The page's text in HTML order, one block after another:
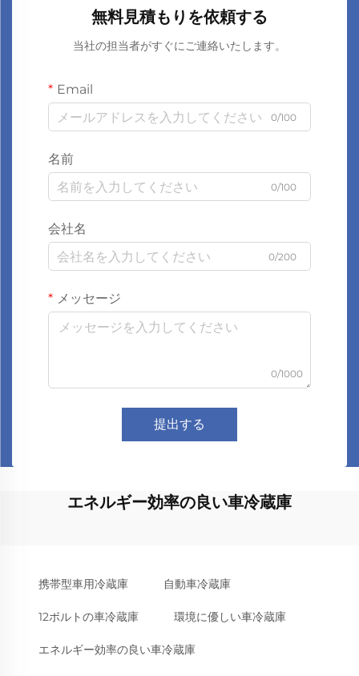
無料見積もりを依頼する
当社の担当者がすぐにご連絡いたします。
Email
0/100
名前
0/100
会社名
0/200
メッセージ
0/1000
提出する
エネルギー効率の良い車冷蔵庫
携帯型車用冷蔵庫 自動車冷蔵庫
12ボルトの車冷蔵庫 環境に優しい車冷蔵庫
エネルギー効率の良い車冷蔵庫